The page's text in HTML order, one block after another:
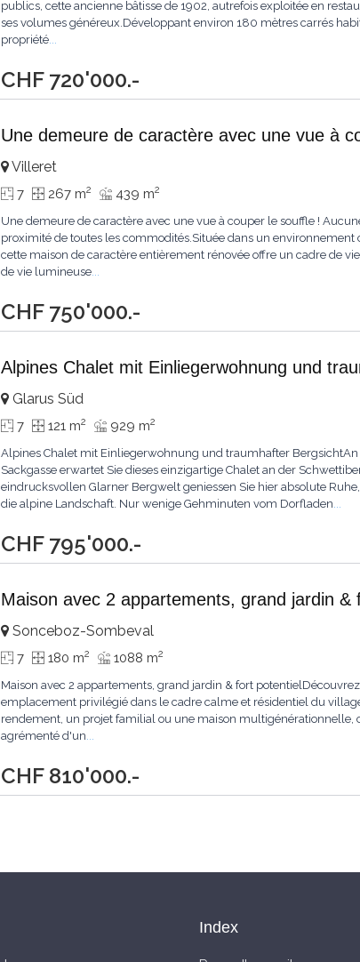
CHF 720'000.-
publics, cette ancienne bâtisse de 1902, autrefois exploitée en
ses volumes généreux.Développant environ 180 mètres carrés
propriété...
Une demeure de caractère avec une vue à
CHF 750'000.-
Villeret
7 267 m2 439 m2
Une demeure de caractère avec une vue à couper le souffle !
proximité de toutes les commodités.Située dans un
cette maison de caractère entièrement rénovée offre un cadre de
de vie lumineuse...
Alpines Chalet mit Einliegerwohnung und
CHF 795'000.-
Glarus Süd
7 121 m2 929 m2
Alpines Chalet mit Einliegerwohnung und traumhafter
Sackgasse erwartet Sie dieses einzigartige Chalet an der
eindrucksvollen Glarner Bergwelt geniessen Sie hier absolute
die alpine Landschaft. Nur wenige Gehminuten vom Dorfladen...
Maison avec 2 appartements, grand jardin &
CHF 810'000.-
Sonceboz-Sombeval
7 180 m2 1088 m2
Maison avec 2 appartements, grand jardin & fort
emplacement privilégié dans le cadre calme et résidentiel du
rendement, un projet familial ou une maison multigénérationnelle,
agrémenté d'un...
Index